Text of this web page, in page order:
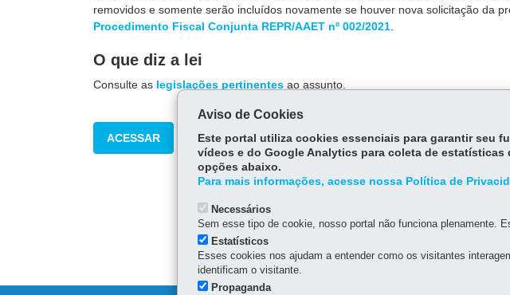
removidos e somente serão incluídos novamente se houver nova solicitação da
Procedimento Fiscal Conjunta REPR/AAET nº 002/2021
O que diz a lei
Consulte as legislações pertinentes ao assunto.
ACESSAR
Aviso de Cookies
Este portal utiliza cookies essenciais para garantir seu
vídeos e do Google Analytics para coleta de
opções abaixo.
Para mais informações, acesse nossa Política de
Necessários
Sem esse tipo de cookie, nosso portal não funciona plenamente.
Estatísticos
Esses cookies nos ajudam a entender como os visitantes
identificam o visitante.
Propaganda